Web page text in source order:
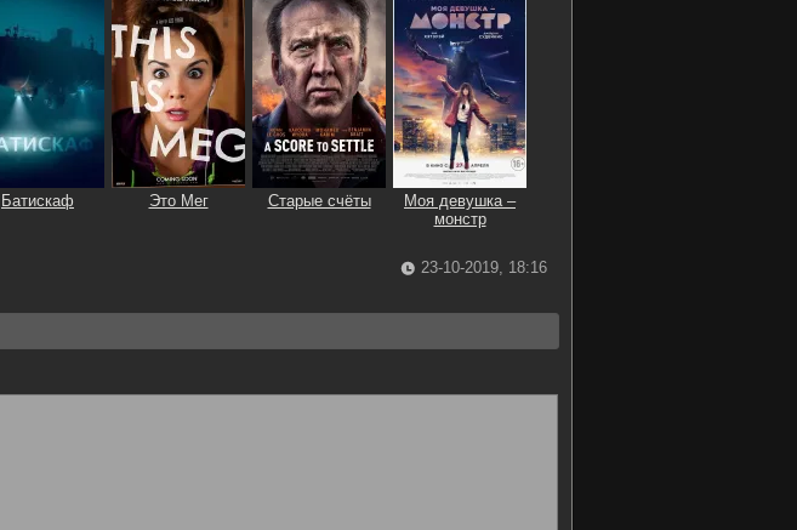
Батискаф Это Мег Старые счёты
Моя девушка –
монстр
23-10-2019, 18:16